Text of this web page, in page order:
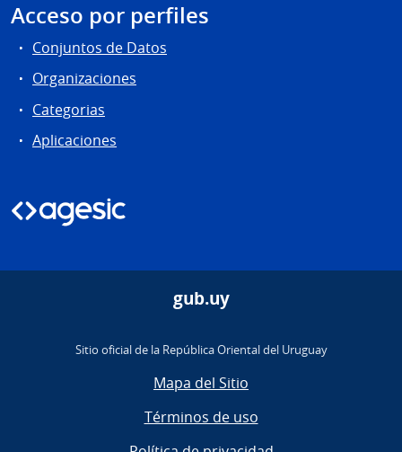
Acceso por perfiles
Conjuntos de Datos
Organizaciones
Categorias
Aplicaciones
gub.uy
Sitio oficial de la República Oriental del Uruguay
Mapa del Sitio
Términos de uso